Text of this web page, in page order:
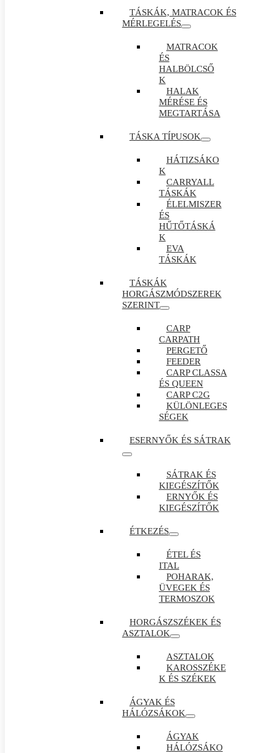
TÁSKÁK, MATRACOK ÉS
MÉRLEGELÉS
MATRACOK
ÉS
HALBÖLCSŐ
K
HALAK
MÉRÉSE ÉS
MEGTARTÁSA
TÁSKA TÍPUSOK
HÁTIZSÁKO
K
CARRYALL
TÁSKÁK
ÉLELMISZER
ÉS
HŰTŐTÁSKÁ
K
EVA
TÁSKÁK
TÁSKÁK
HORGÁSZMÓDSZEREK
SZERINT
CARP
CARPATH
PERGETŐ
FEEDER
CARP CLASSA
ÉS QUEEN
CARP C2G
KÜLÖNLEGES
SÉGEK
ESERNYŐK ÉS SÁTRAK
SÁTRAK ÉS
KIEGÉSZÍTŐK
ERNYŐK ÉS
KIEGÉSZÍTŐK
ÉTKEZÉS
ÉTEL ÉS
ITAL
POHARAK,
ÜVEGEK ÉS
TERMOSZOK
HORGÁSZSZÉKEK ÉS
ASZTALOK
ASZTALOK
KAROSSZÉKE
K ÉS SZÉKEK
ÁGYAK ÉS
HÁLÓZSÁKOK
ÁGYAK
HÁLÓZSÁKO